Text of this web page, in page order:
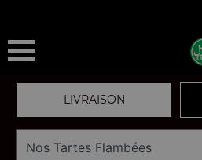
LIVRAISON